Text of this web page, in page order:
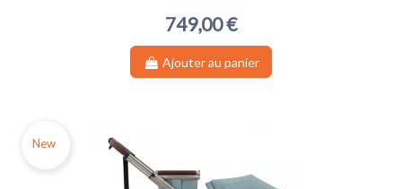
749,00 €
Ajouter au panier
New